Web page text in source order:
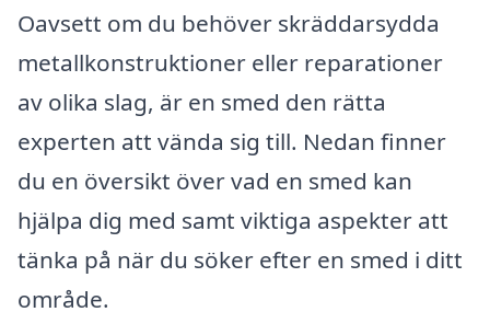
Oavsett om du behöver skräddarsydda
metallkonstruktioner eller reparationer
av olika slag, är en smed den rätta
experten att vända sig till. Nedan finner
du en översikt över vad en smed kan
hjälpa dig med samt viktiga aspekter att
tänka på när du söker efter en smed i ditt
område.